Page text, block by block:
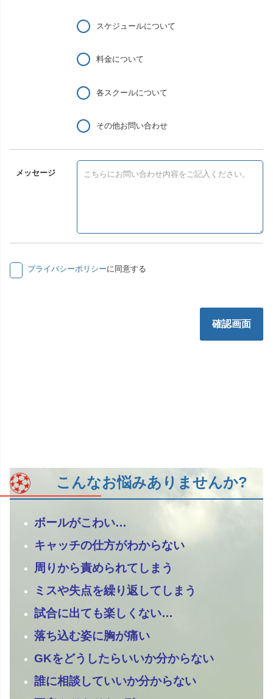
スケジュールについて
料金について
各スクールについて
その他お問い合わせ
メッセージ
プライバシーポリシーに同意する
確認画面
こんなお悩みありませんか?
ボールがこわい…
キャッチの仕方がわからない
周りから責められてしまう
ミスや失点を繰り返してしまう
試合に出ても楽しくない…
落ち込む姿に胸が痛い
GKをどうしたらいいか分からない
誰に相談していいか分からない